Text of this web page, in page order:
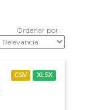
Ordenar por
CSV XLSX